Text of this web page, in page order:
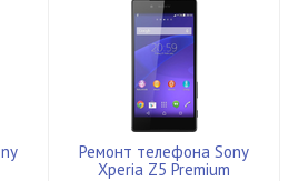
Ремонт телефона Sony
Xperia Z5 Premium